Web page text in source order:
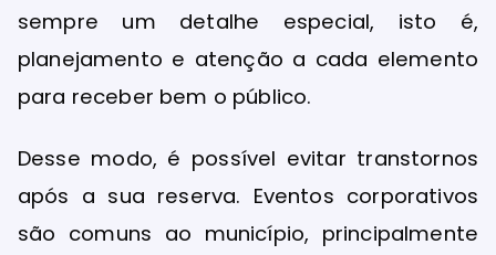
sempre um detalhe especial, isto é,
planejamento e atenção a cada elemento
para receber bem o público.
Desse modo, é possível evitar transtornos
após a sua reserva. Eventos corporativos
são comuns ao município, principalmente